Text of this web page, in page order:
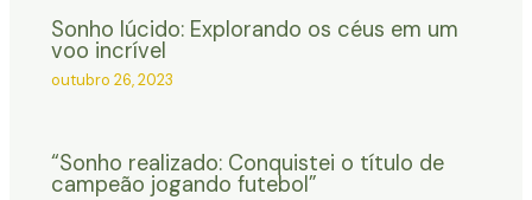
Sonho lúcido: Explorando os céus em um
voo incrível
outubro 26, 2023
“Sonho realizado: Conquistei o título de
campeão jogando futebol”